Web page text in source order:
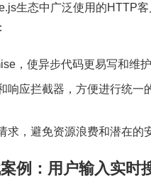
生态中广泛使用的HTTP
，使异步代码更易写和维护
响应拦截器，方便进行统一
求，避免资源浪费和潜在的
例：用户输入实时